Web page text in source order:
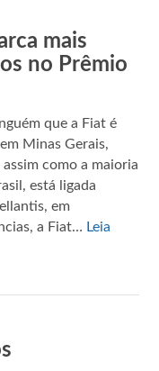
mais
no Prêmio
que a Fiat é
Minas Gerais,
como a maioria
está ligada
em
a Fiat… Leia